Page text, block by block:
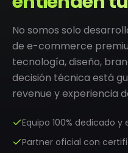
No somos solo
de e-commerce
tecnología, diseño,
decisión técnica está
revenue y experiencia
Equipo 100% dedicado
Partner oficial con